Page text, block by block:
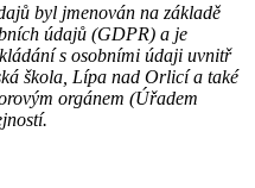
byl jmenován na základě
údajů (GDPR) a je
s osobními údaji uvnitř
škola, Lípa nad Orlicí a také
orgánem (Úřadem